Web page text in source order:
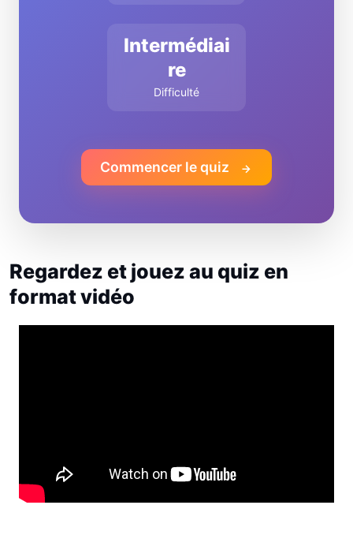
Intermédiai
re
Difficulté
Commencer le quiz
Regardez et jouez au quiz en
format vidéo